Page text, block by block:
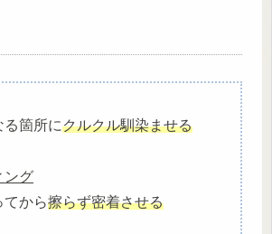
る箇所にクルクル馴染ませる
ング
てから擦らず密着させる